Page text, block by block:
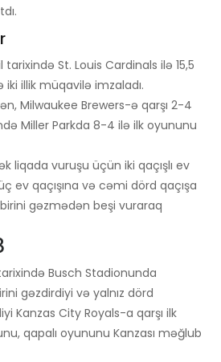
St. Louis Cardinals ilə 15,5
illik müqavilə imzaladı.
Milwaukee Brewers-ə qarşı 2-4
Miller Parkda 8-4 ilə ilk oyununu
liqada vuruşu üçün iki qaçışlı ev
ev qaçışına və cəmi dörd qaçışa
gəzmədən beşi vuraraq
Busch Stadionunda
gəzdirdiyi və yalnız dörd
Kanzas City Royals-a qarşı ilk
qapalı oyununu Kanzası məğlub